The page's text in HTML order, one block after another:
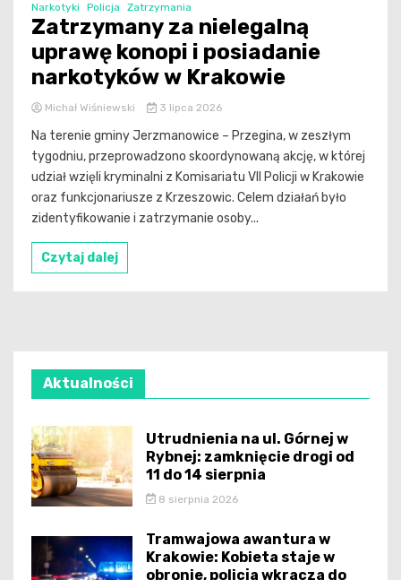
Narkotyki Policja Zatrzymania
Zatrzymany za nielegalną
uprawę konopi i posiadanie
narkotyków w Krakowie
Michał Wiśniewski 3 lipca 2026
Na terenie gminy Jerzmanowice – Przegina, w zeszłym
tygodniu, przeprowadzono skoordynowaną akcję, w której
udział wzięli kryminalni z Komisariatu VII Policji w Krakowie
oraz funkcjonariusze z Krzeszowic. Celem działań było
zidentyfikowanie i zatrzymanie osoby...
Czytaj dalej
Aktualności
Utrudnienia na ul. Górnej w
Rybnej: zamknięcie drogi od
11 do 14 sierpnia
8 sierpnia 2026
Tramwajowa awantura w
Krakowie: Kobieta staje w
obronie, policja wkracza do